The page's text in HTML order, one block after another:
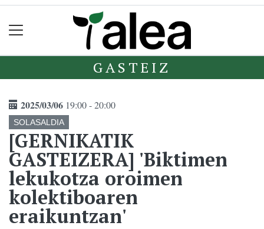
GASTEIZ
2025/03/06 19:00 - 20:00
SOLASALDIA
[GERNIKATIK
GASTEIZERA] 'Biktimen
lekukotza oroimen
kolektiboaren
eraikuntzan'